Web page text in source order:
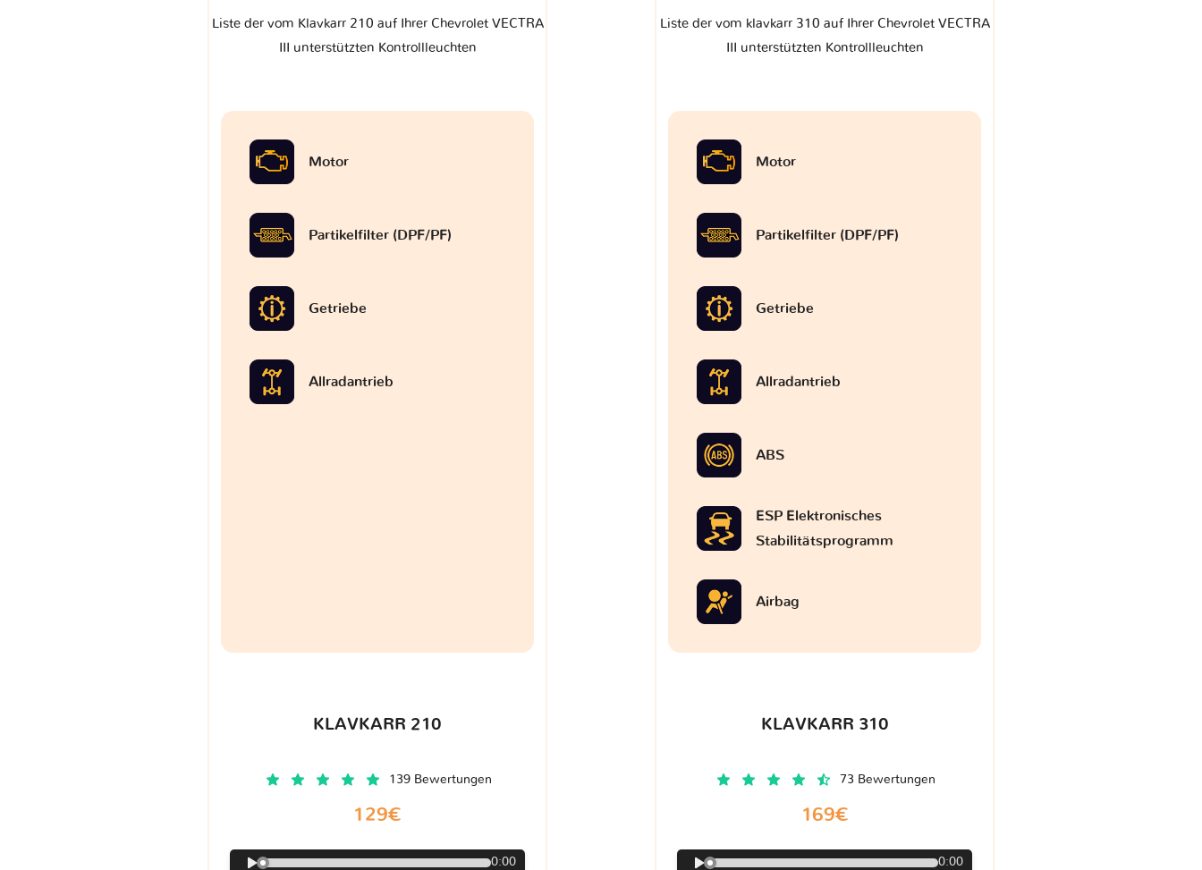
Liste der vom Klavkarr 210 auf Ihrer Chevrolet VECTRA
III unterstützten Kontrollleuchten
Motor
Partikelfilter (DPF/PF)
Getriebe
Allradantrieb
KLAVKARR 210
139 Bewertungen
129€
0:00
Liste der vom klavkarr 310 auf Ihrer Chevrolet VECTRA
III unterstützten Kontrollleuchten
Motor
Partikelfilter (DPF/PF)
Getriebe
Allradantrieb
ABS
ESP Elektronisches
Stabilitätsprogramm
Airbag
KLAVKARR 310
73 Bewertungen
169€
0:00